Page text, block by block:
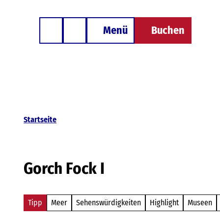
Menü Buchen
Besondere Unterkünfte
Startseite
Gorch Fock I
Tipp Meer Sehenswürdigkeiten Highlight Museen